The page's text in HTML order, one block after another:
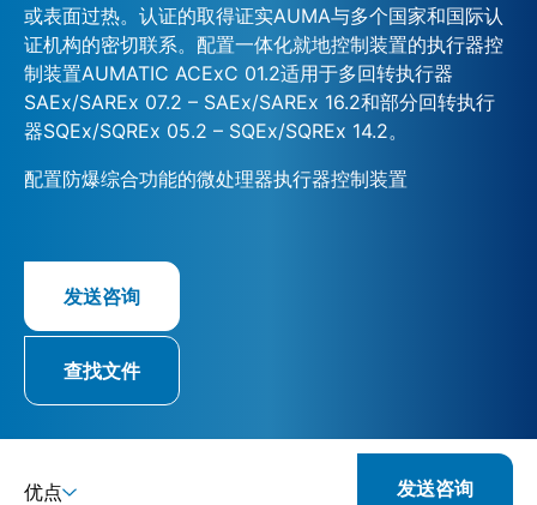
或表面过热。认证的取得证实AUMA与多个国家和国际认
证机构的密切联系。配置一体化就地控制装置的执行器控
制装置AUMATIC ACExC 01.2适用于多回转执行器
SAEx/SAREx 07.2 – SAEx/SAREx 16.2和部分回转执行
器SQEx/SQREx 05.2 – SQEx/SQREx 14.2。
配置防爆综合功能的微处理器执行器控制装置
发送咨询
查找文件
优点 发送咨询